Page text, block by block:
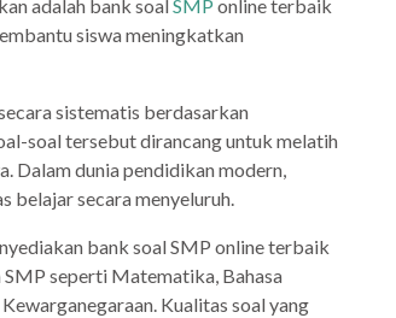
adalah bank soalSMP online terbaik
siswa meningkatkan
sistematis berdasarkan
soal tersebut dirancang untuk melatih
Dalam dunia pendidikan modern,
belajar secara menyeluruh.
bank soal SMP online terbaik
seperti Matematika, Bahasa
Kualitas soal yang